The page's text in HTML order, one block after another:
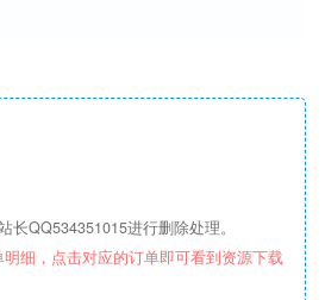
QQ534351015进行删除处理。
细，点击对应的订单即可看到资源下载